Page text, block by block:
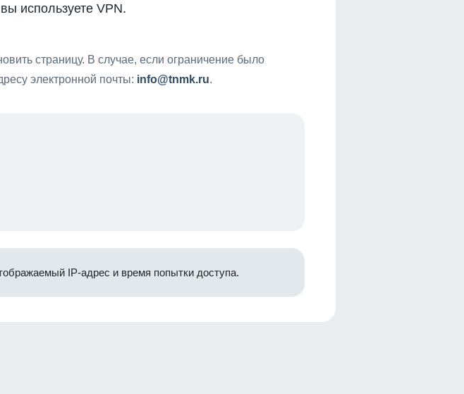
используете VPN.
страницу. В случае, если ограничение было
электронной почты: info@tnmk.ru.
IP-адрес и время попытки доступа.